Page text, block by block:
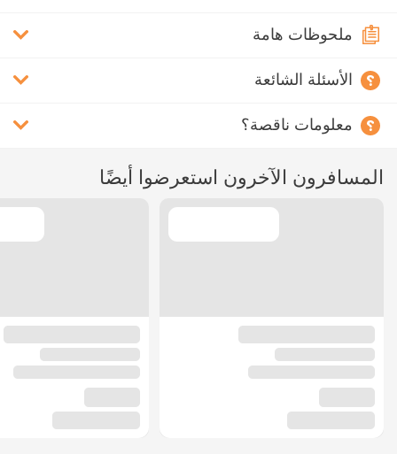
ملحوظات هامة
الأسئلة الشائعة
معلومات ناقصة؟
المسافرون الآخرون استعرضوا أيضًا